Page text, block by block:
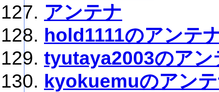
アンテナ
hold1111のアンテ
tyutaya2003のアン
kyokuemuのアン